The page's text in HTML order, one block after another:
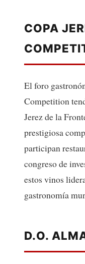
COPA
El foro
Competition
Jerez de la
prestigiosa
participan
congreso de
estos vinos
gastronomía
D.O.